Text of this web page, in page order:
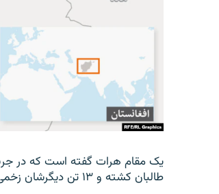
طالبان کشته و ۱۳ تن دیگر‌شان زخمی شدند.